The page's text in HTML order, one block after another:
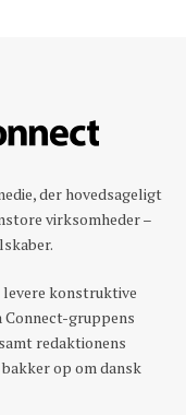
der hovedsageligt
virksomheder –
konstruktive
Connect-gruppens
redaktionens
op om dansk